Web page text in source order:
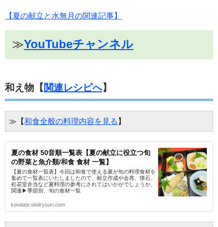
【夏の献立と水無月の関連記事】
≫YouTubeチャンネル
和え物【 関連レシピへ】
≫【和食全般の料理内容を見る 】
夏の食材 50音順一覧表【夏の献立に役立つ旬
の野菜と魚介類/和食 食材 一覧】
【夏の食材一覧表】今回は和食で使える夏が旬の料理食材を
集めて一覧表にいたしましたので、献立作成や会席、懐石、
松花堂弁当など夏料理の参考にされてはいかがでしょうか。
関連▶季節別、旬の食材一覧
kondate.oisiiryouri.com